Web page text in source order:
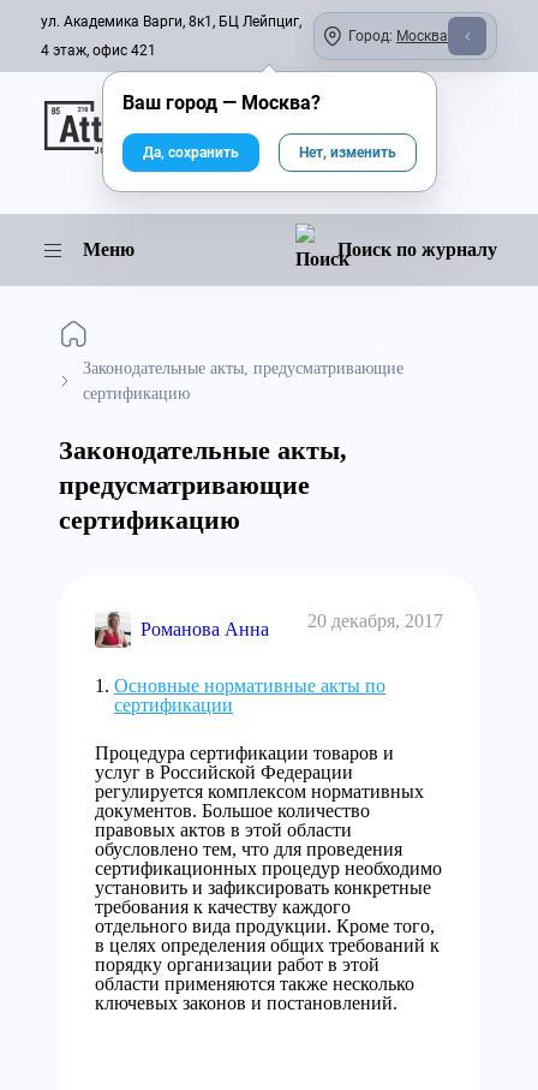
ул. Академика Варги, 8к1, БЦ Лейпциг,
4 этаж, офис 421
Город: Москва
Онлайн-журнал
Меню Поиск по журналу
Законодательные акты, предусматривающие
сертификацию
Законодательные акты,
предусматривающие
сертификацию
Романова Анна 20 декабря, 2017
Основные нормативные акты по
сертификации
Процедура сертификации товаров и
услуг в Российской Федерации
регулируется комплексом нормативных
документов. Большое количество
правовых актов в этой области
обусловлено тем, что для проведения
сертификационных процедур необходимо
установить и зафиксировать конкретные
требования к качеству каждого
отдельного вида продукции. Кроме того,
в целях определения общих требований к
порядку организации работ в этой
области применяются также несколько
ключевых законов и постановлений.
Ваш город — Москва?
Да, сохранить Нет, изменить